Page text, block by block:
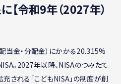
令和9年（2027年）
当金・分配金）にかかる20.315%
。2027年以降、NISAのつみたて
される「こどもNISA」の制度が創